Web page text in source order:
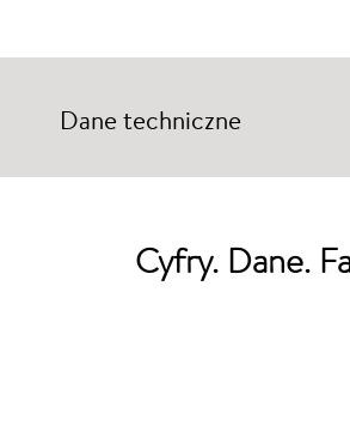
Dane techniczne
Cyfry. Dane.